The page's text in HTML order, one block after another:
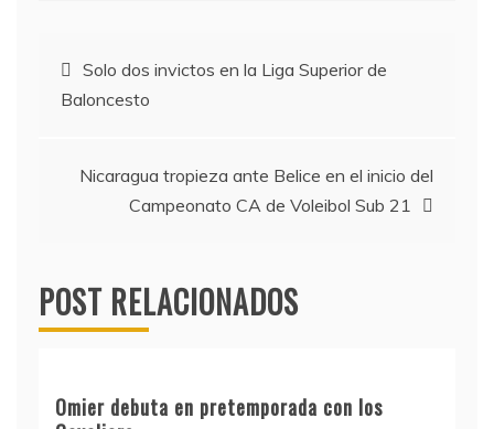
Navegación
de
entradas
Solo dos invictos en la Liga Superior de
Baloncesto
Nicaragua tropieza ante Belice en el inicio del
Campeonato CA de Voleibol Sub 21
POST RELACIONADOS
Omier debuta en pretemporada con los